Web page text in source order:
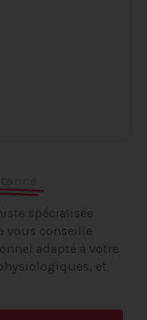
spécialisée
vous conseille
adapté à votre
et